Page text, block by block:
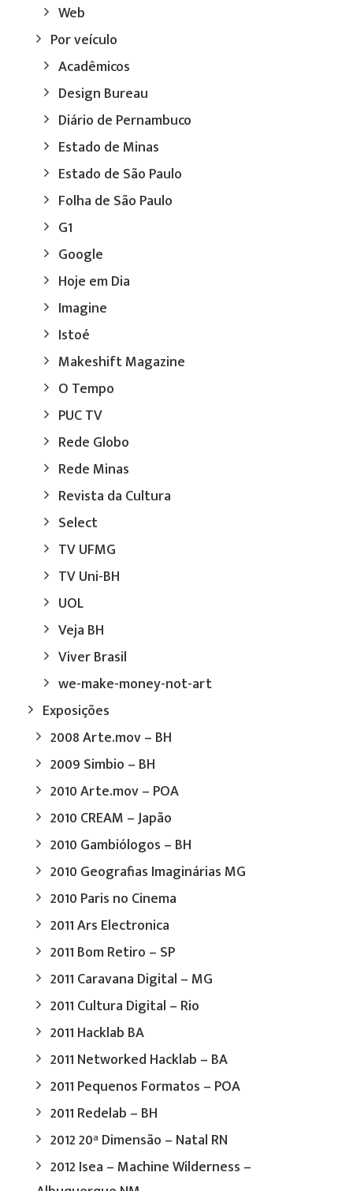
Web
Por veículo
Acadêmicos
Design Bureau
Diário de Pernambuco
Estado de Minas
Estado de São Paulo
Folha de São Paulo
G1
Google
Hoje em Dia
Imagine
Istoé
Makeshift Magazine
O Tempo
PUC TV
Rede Globo
Rede Minas
Revista da Cultura
Select
TV UFMG
TV Uni-BH
UOL
Veja BH
Viver Brasil
we-make-money-not-art
Exposições
2008 Arte.mov – BH
2009 Simbio – BH
2010 Arte.mov – POA
2010 CREAM – Japão
2010 Gambiólogos – BH
2010 Geografias Imaginárias MG
2010 Paris no Cinema
2011 Ars Electronica
2011 Bom Retiro – SP
2011 Caravana Digital – MG
2011 Cultura Digital – Rio
2011 Hacklab BA
2011 Networked Hacklab – BA
2011 Pequenos Formatos – POA
2011 Redelab – BH
2012 20ª Dimensão – Natal RN
2012 Isea – Machine Wilderness –